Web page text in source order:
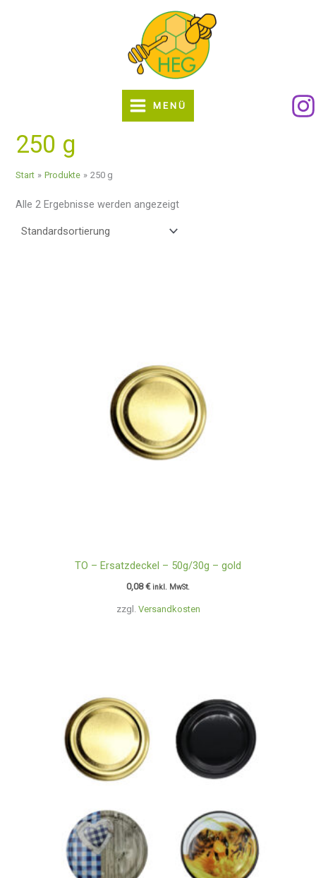
MENÜ
250 g
Start Produkte 250 g
Alle 2 Ergebnisse werden angezeigt
zzgl. Versandkosten
TO – Ersatzdeckel – 50g/30g – gold
0,08€ inkl. MwSt.